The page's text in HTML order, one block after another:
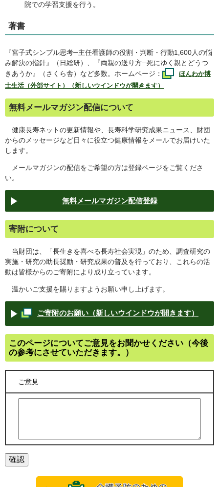
院での学習支援を行う。
著書
『宮子式シンプル思考─主任看護師の役割・判断・行動1,600人の悩
み解決の指針』（日総研）、『両親の送り方─死にゆく親とどうつ
きあうか』（さくら舎）など多数。ホームページ：
ほんわか博
士生活（外部サイト）（新しいウインドウが開きます）
無料メールマガジン配信について
健康長寿ネットの更新情報や、長寿科学研究成果ニュース、財団
からのメッセージなど日々に役立つ健康情報をメールでお届けいた
します。
メールマガジンの配信をご希望の方は登録ページをご覧くださ
い。
無料メールマガジン配信登録
寄附について
当財団は、「長生きを喜べる長寿社会実現」のため、調査研究の
実施・研究の助長奨励・研究成果の普及を行っており、これらの活
動は皆様からのご寄附により成り立っています。
温かいご支援を賜りますようお願い申し上げます。
ご寄附のお願い（新しいウインドウが開きます）
このページについてご意見をお聞かせください（今後
の参考にさせていただきます。）
ご意見